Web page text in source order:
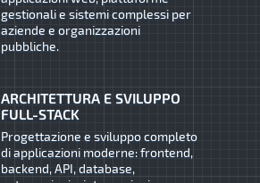
gestionali e sistemi complessi per
aziende e organizzazioni
pubbliche.
ARCHITETTURA E SVILUPPO
FULL-STACK
Progettazione e sviluppo completo
di applicazioni moderne: frontend,
backend, API, database,